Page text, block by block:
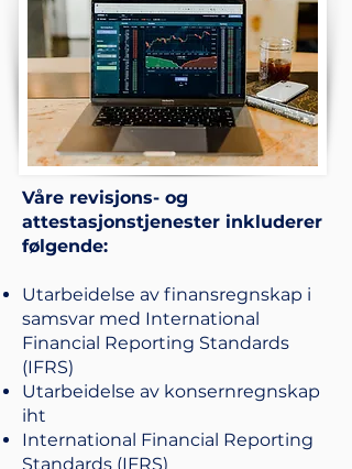
Våre revisjons- og
attestasjonstjenester inkluderer
følgende:
Utarbeidelse av finansregnskap i
samsvar med International
Financial Reporting Standards
(IFRS)
Utarbeidelse av konsernregnskap
iht
International Financial Reporting
Standards (IFRS)